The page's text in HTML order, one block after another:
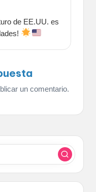
de EE.UU. es
un comentario.